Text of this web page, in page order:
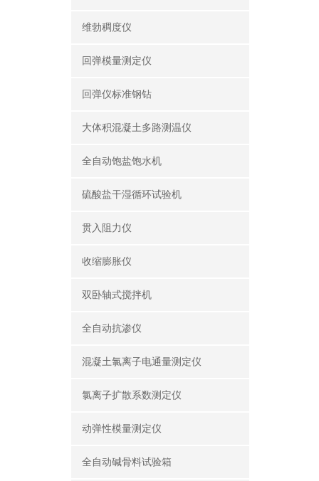
维勃稠度仪
回弹模量测定仪
回弹仪标准钢钻
大体积混凝土多路测温仪
全自动饱盐饱水机
硫酸盐干湿循环试验机
贯入阻力仪
收缩膨胀仪
双卧轴式搅拌机
全自动抗渗仪
混凝土氯离子电通量测定仪
氯离子扩散系数测定仪
动弹性模量测定仪
全自动碱骨料试验箱